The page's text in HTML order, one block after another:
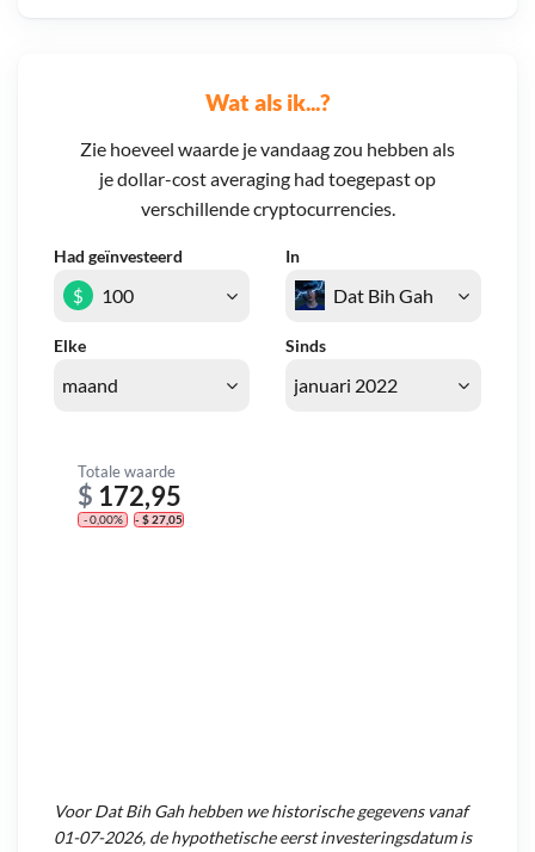
Wat als ik...?
Zie hoeveel waarde je vandaag zou hebben als
je dollar-cost averaging had toegepast op
verschillende cryptocurrencies.
Had geïnvesteerd In
Elke Sinds
$
Totale waarde
$ 172,95
- 0,00% - $ 27,05
VoorDat Bih Gahhebben we historische gegevens vanaf
01-07-2026, de hypothetische eerst investeringsdatum is